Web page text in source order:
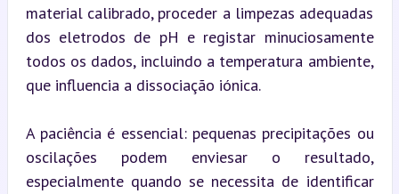
material calibrado, proceder a limpezas adequadas
dos eletrodos de pH e registar minuciosamente
todos os dados, incluindo a temperatura ambiente,
que influencia a dissociação iónica.
A paciência é essencial: pequenas precipitações ou
oscilações podem enviesar o resultado,
especialmente quando se necessita de identificar